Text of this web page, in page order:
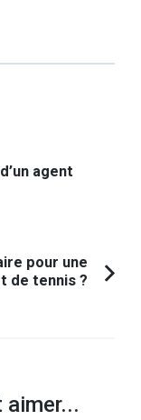
agent
pour une
de tennis ?
aimer...